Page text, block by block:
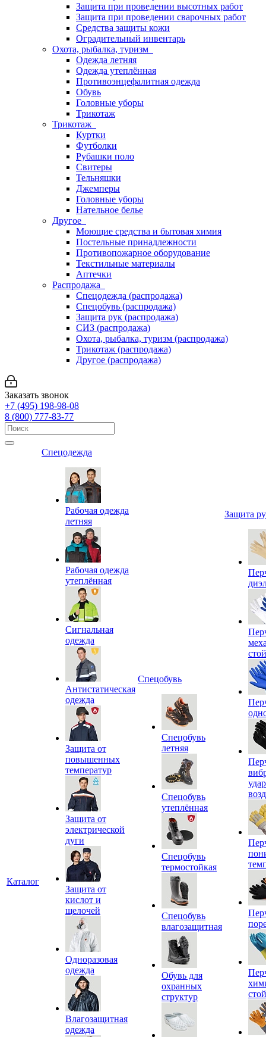
Защита при проведении высотных работ
Защита при проведении сварочных работ
Средства защиты кожи
Оградительный инвентарь
Охота, рыбалка, туризм
Одежда летняя
Одежда утеплённая
Противоэнцефалитная одежда
Обувь
Головные уборы
Трикотаж
Трикотаж
Куртки
Футболки
Рубашки поло
Свитеры
Тельняшки
Джемперы
Головные уборы
Нательное белье
Другое
Моющие средства и бытовая химия
Постельные принадлежности
Противопожарное оборудование
Текстильные материалы
Аптечки
Распродажа
Спецодежда (распродажа)
Спецобувь (распродажа)
Защита рук (распродажа)
СИЗ (распродажа)
Охота, рыбалка, туризм (распродажа)
Трикотаж (распродажа)
Другое (распродажа)
Заказать звонок
+7 (495) 198-98-08
8 (800) 777-83-77
Каталог
Спецодежда
Рабочая одежда
летняя
Рабочая одежда
утеплённая
Сигнальная
одежда
Антистатическая
одежда
Защита от
повышенных
температур
Защита от
электрической
дуги
Защита от
кислот и
щелочей
Одноразовая
одежда
Влагозащитная
одежда
Спецобувь
Спецобувь
летняя
Спецобувь
утеплённая
Спецобувь
термостойкая
Спецобувь
влагозащитная
Обувь для
охранных
структур
Защита